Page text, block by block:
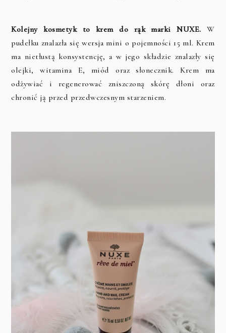
Kolejny kosmetyk to krem do rąk marki NUXE. W
pudełku znalazła się wersja mini o pojemności 15 ml. Krem
ma nietłustą konsystencję, a w jego składzie znalazły się
olejki, witamina E, miód oraz słonecznik. Krem ma
odżywiać i regenerować zniszczoną skórę dłoni oraz
chronić ją przed przedwczesnym starzeniem.